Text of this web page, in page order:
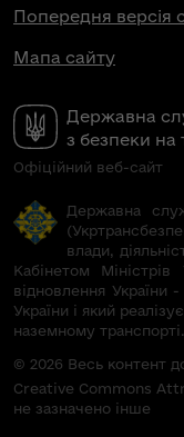
Державна
з безпеки на
Офіційний веб-сайт
Попередня версія
Мапа сайту
Державна
влади,
Кабінетом Міністрів
відновлення України
України і який
наземному транспорті.
© 2026 Весь контент
Creative Commons
не зазначено інше